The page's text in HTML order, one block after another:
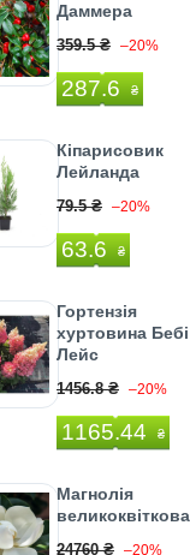
Даммера
359.5 ₴ –20%
287.6 ₴
Кіпарисовик
Лейланда
79.5 ₴ –20%
63.6 ₴
Гортензія
хуртовина Бебі
Лейс
1456.8 ₴ –20%
1165.44 ₴
Магнолія
великоквіткова
24760 ₴ –20%